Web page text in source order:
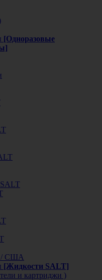
[Одноразовые
/ США
[Жидкости SALT]
и картриджи )